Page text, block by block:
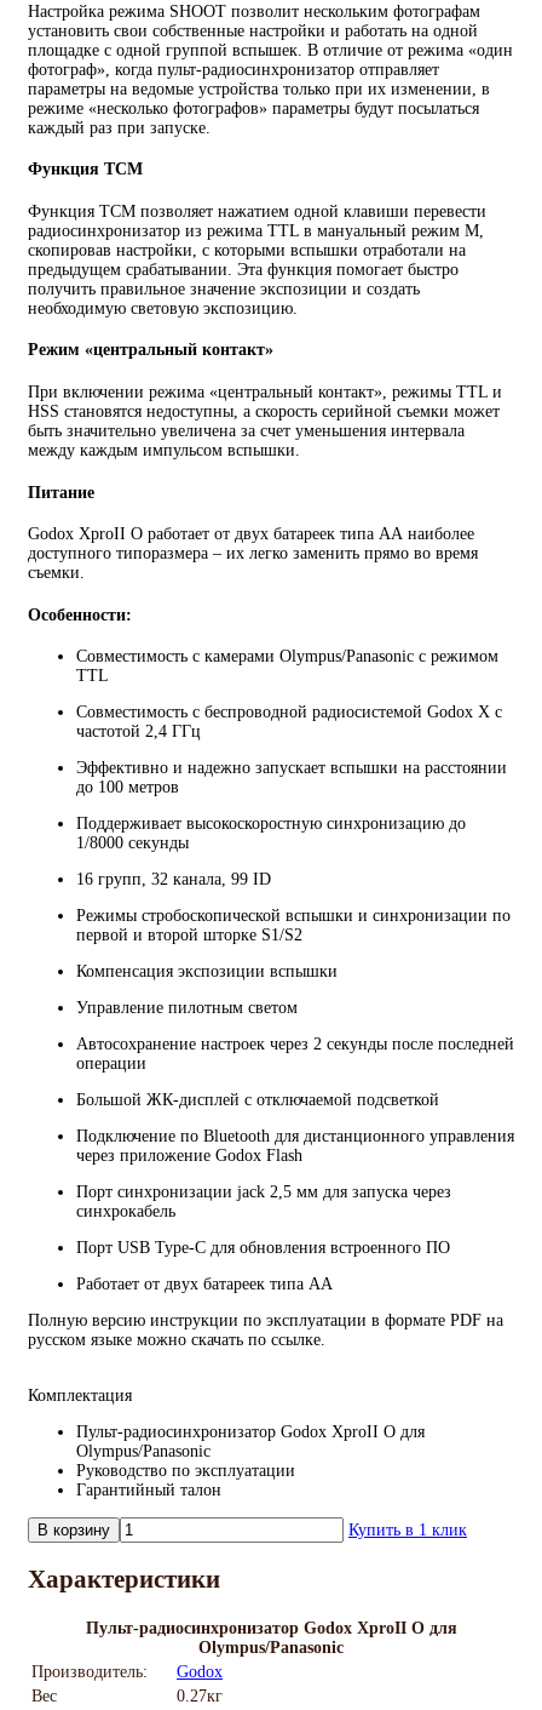
Настройка режима SHOOT позволит нескольким фотографам
установить свои собственные настройки и работать на одной
площадке с одной группой вспышек. В отличие от режима «один
фотограф», когда пульт-радиосинхронизатор отправляет
параметры на ведомые устройства только при их изменении, в
режиме «несколько фотографов» параметры будут посылаться
каждый раз при запуске.
Функция TCM
Функция TCM позволяет нажатием одной клавиши перевести
радиосинхронизатор из режима TTL в мануальный режим М,
скопировав настройки, с которыми вспышки отработали на
предыдущем срабатывании. Эта функция помогает быстро
получить правильное значение экспозиции и создать
необходимую световую экспозицию.
Режим «центральный контакт»
При включении режима «центральный контакт», режимы TTL и
HSS становятся недоступны, а скорость серийной съемки может
быть значительно увеличена за счет уменьшения интервала
между каждым импульсом вспышки.
Питание
Godox XproII O работает от двух батареек типа АА наиболее
доступного типоразмера – их легко заменить прямо во время
съемки.
Особенности:
Совместимость с камерами Olympus/Panasonic с режимом
TTL
Совместимость с беспроводной радиосистемой Godox X с
частотой 2,4 ГГц
Эффективно и надежно запускает вспышки на расстоянии
до 100 метров
Поддерживает высокоскоростную синхронизацию до
1/8000 секунды
16 групп, 32 канала, 99 ID
Режимы стробоскопической вспышки и синхронизации по
первой и второй шторке S1/S2
Компенсация экспозиции вспышки
Управление пилотным светом
Автосохранение настроек через 2 секунды после последней
операции
Большой ЖК-дисплей с отключаемой подсветкой
Подключение по Bluetooth для дистанционного управления
через приложение Godox Flash
Порт синхронизации jack 2,5 мм для запуска через
синхрокабель
Порт USB Type-C для обновления встроенного ПО
Работает от двух батареек типа АА
Полную версию инструкции по эксплуатации в формате PDF на
русском языке можно скачать по ссылке.
Комплектация
Пульт-радиосинхронизатор Godox XproII O для
Olympus/Panasonic
Руководство по эксплуатации
Гарантийный талон
В корзину Купить в 1 клик
Характеристики
Пульт-радиосинхронизатор Godox XproII O для
Olympus/Panasonic
Производитель:
Godox
Вес
0.27кг